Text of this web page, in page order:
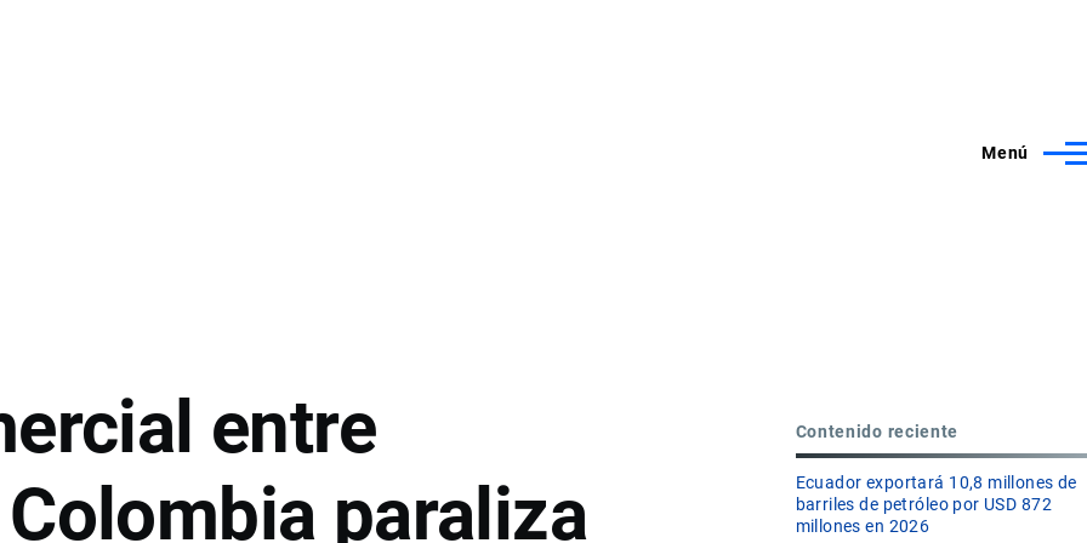
Menú
entre
paraliza
Contenido reciente
Ecuador exportará 10,8 millones de
barriles de petróleo por USD 872
millones en 2026